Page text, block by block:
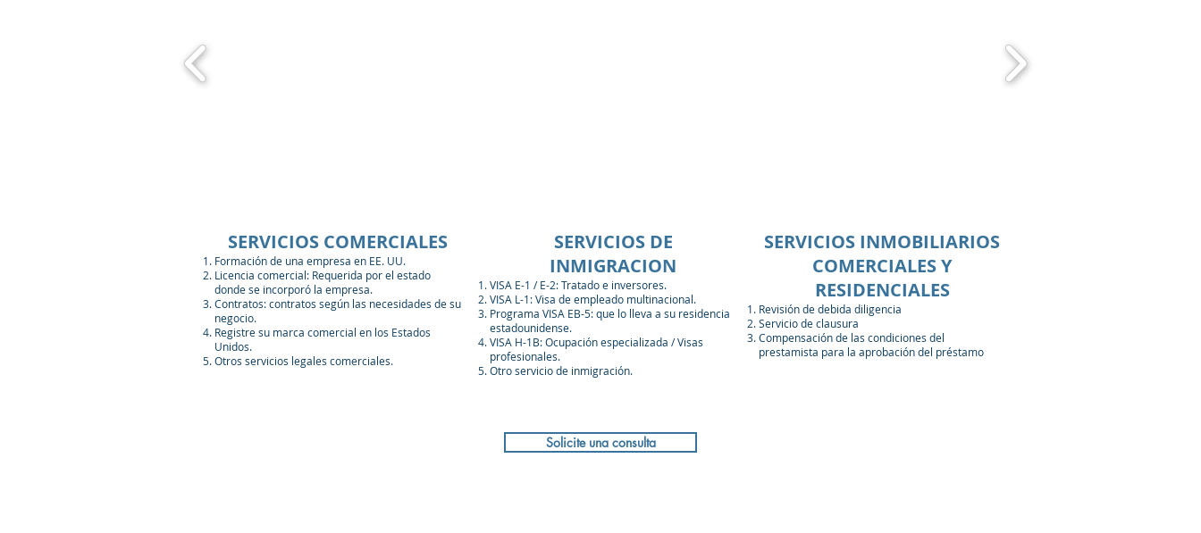
SERVICIOS COMERCIALES
Formación de una empresa en EE. UU.
Licencia comercial: Requerida por el estado
donde se incorporó la empresa.
Contratos: contratos según las necesidades de su
negocio.
Registre su marca comercial en los Estados
Unidos.
Otros servicios legales comerciales.
SERVICIOS DE
INMIGRACION
VISA E-1 / E-2: Tratado e inversores.
VISA L-1: Visa de empleado multinacional.
Programa VISA EB-5: que lo lleva a su residencia
estadounidense.
VISA H-1B: Ocupación especializada / Visas
profesionales.
Otro servicio de inmigración.
SERVICIOS INMOBILIARIOS
COMERCIALES Y
RESIDENCIALES
Revisión de debida diligencia
Servicio de clausura
Compensación de las condiciones del
prestamista para la aprobación del préstamo
Solicite una consulta